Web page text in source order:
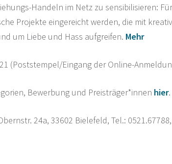
Handeln im Netz zu sensibilisieren:
Projekte eingereicht werden, die mit
um Liebe und Hass aufgreifen. Mehr
(Poststempel/Eingang der Online-
Bewerbung und Preisträger*innen hier.
24a, 33602 Bielefeld, Tel.: